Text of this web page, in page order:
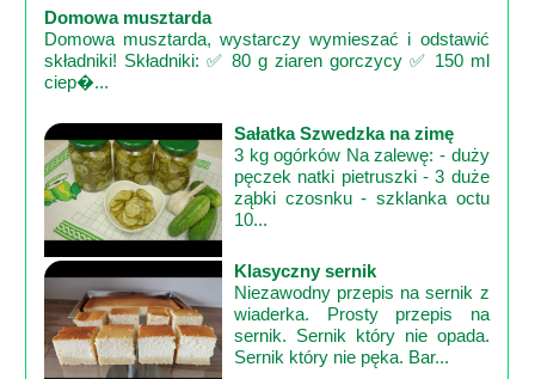
Domowa musztarda
Domowa musztarda, wystarczy wymieszać i odstawić
składniki! Składniki: ✅ 80 g ziaren gorczycy ✅ 150 ml
ciep�...
Sałatka Szwedzka na zimę
3 kg ogórków Na zalewę: - duży
pęczek natki pietruszki - 3 duże
ząbki czosnku - szklanka octu
10...
Klasyczny sernik
Niezawodny przepis na sernik z
wiaderka. Prosty przepis na
sernik. Sernik który nie opada.
Sernik który nie pęka. Bar...